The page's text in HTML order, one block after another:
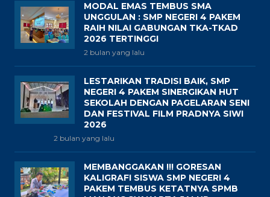
MODAL EMAS TEMBUS SMA
UNGGULAN : SMP NEGERI 4 PAKEM
RAIH NILAI GABUNGAN TKA-TKAD
2026 TERTINGGI
2 bulan yang lalu
LESTARIKAN TRADISI BAIK, SMP
NEGERI 4 PAKEM SINERGIKAN HUT
SEKOLAH DENGAN PAGELARAN SENI
DAN FESTIVAL FILM PRADNYA SIWI
2026
2 bulan yang lalu
MEMBANGGAKAN !!! GORESAN
KALIGRAFI SISWA SMP NEGERI 4
PAKEM TEMBUS KETATNYA SPMB